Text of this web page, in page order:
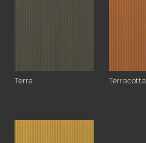
Terra Terracotta